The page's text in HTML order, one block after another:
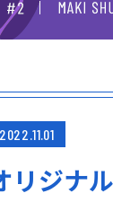
2022.11.01
リジナ